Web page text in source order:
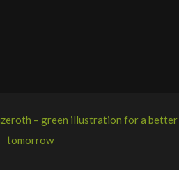
– green illustration for a better
tomorrow